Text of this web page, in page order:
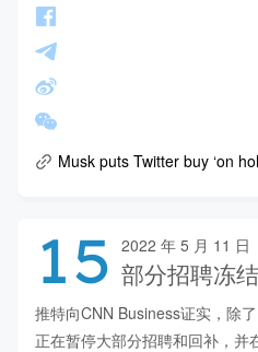
Musk puts Twitter buy ‘on
15 2022 年 5 月 11 日
部分招聘冻
推特向CNN Business证实，除
正在暂停大部分招聘和回补，